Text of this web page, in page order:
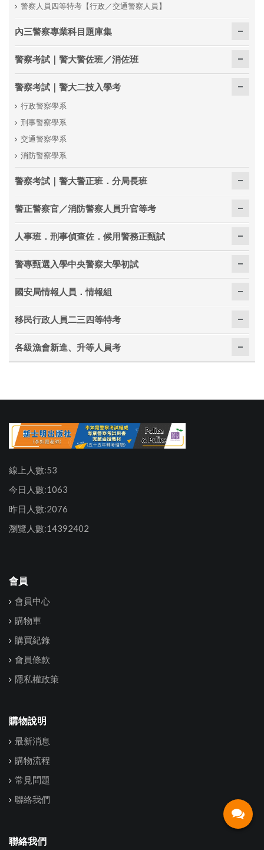
警察人員四等特考【行政／交通警察人員】
內三警察專業科目題庫集
警察考試｜警大警佐班／消佐班
警察考試｜警大二技入學考
行政警察學系
刑事警察學系
交通警察學系
消防警察學系
警察考試｜警大警正班．分局長班
警正警察官／消防警察人員升官等考
人事班．刑事偵查佐．候用警務正甄試
警專甄選入學中央警察大學初試
國安局情報人員．情報組
移民行政人員二三四等特考
各級漁會新進、升等人員考
線上人數:53
今日人數:1063
昨日人數:2076
瀏覽人數:14392402
會員
會員中心
購物車
購買紀錄
會員條款
隱私權政策
購物說明
最新消息
購物流程
常見問題
聯絡我們
聯絡我們